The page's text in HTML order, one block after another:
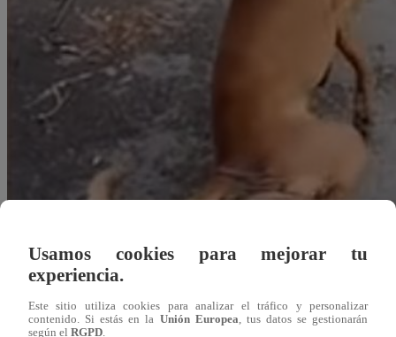
29 de agosto 2019
Usamos cookies para mejorar tu
experiencia.
Este sitio utiliza cookies para analizar el tráfico y personalizar
contenido. Si estás en la Unión Europea, tus datos se gestionarán
según el RGPD.